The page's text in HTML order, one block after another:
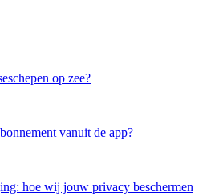
op zee?
vanuit de app?
hoe wij jouw privacy beschermen